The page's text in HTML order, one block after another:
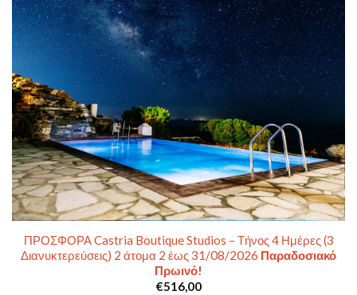
ΠΡΟΣΦΟΡΑ Castria Boutique Studios – Τήνος 4 Ημέρες (3
Διανυκτερεύσεις) 2 άτομα 2 έως 31/08/2026 Παραδοσιακό
Πρωινό!
€516,00